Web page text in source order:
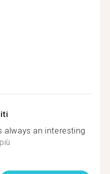
always an interesting